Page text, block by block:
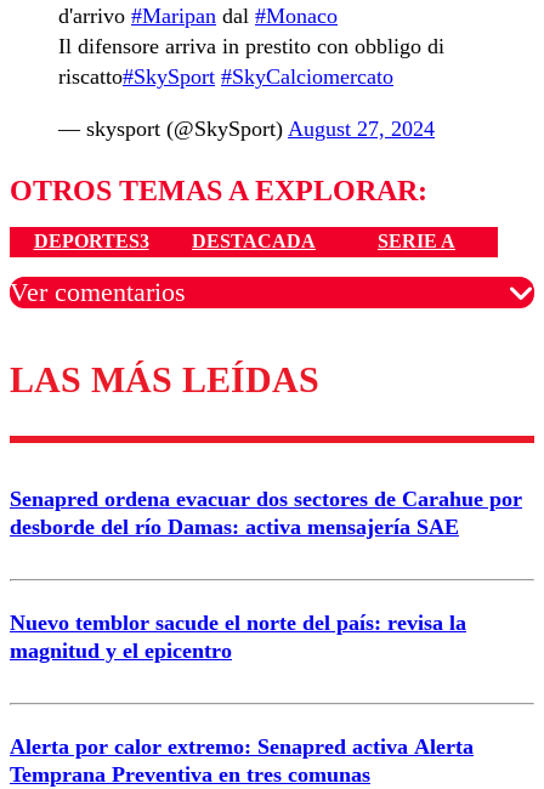
d'arrivo #Maripan dal #Monaco
Il difensore arriva in prestito con obbligo di
riscatto#SkySport #SkyCalciomercato
— skysport (@SkySport) August 27, 2024
OTROS TEMAS A EXPLORAR:
DEPORTES3 DESTACADA SERIE A
Ver comentarios
Los comentarios son moderados para garantizar un
diálogo respetuoso.
Nombre
Correo
LAS MÁS LEÍDAS
Senapred ordena evacuar dos sectores de Carahue por
desborde del río Damas: activa mensajería SAE
Nuevo temblor sacude el norte del país: revisa la
magnitud y el epicentro
Alerta por calor extremo: Senapred activa Alerta
Temprana Preventiva en tres comunas